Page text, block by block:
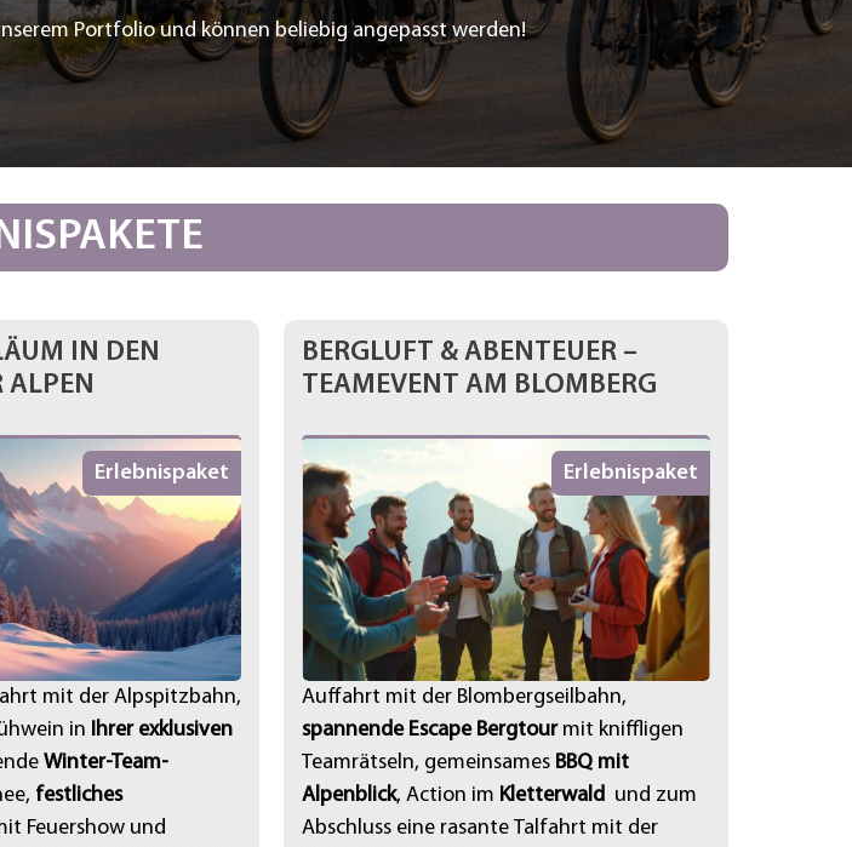
Portfolio und können beliebig angepasst werden!
IN DEN
ALPEN
Erlebnispaket
mit der Alpspitzbahn,
in Ihrer exklusiven
Winter-Team-
festliches
Feuershow und
BERGLUFT & ABENTEUER –
TEAMEVENT AM BLOMBERG
Erlebnispaket
Auffahrt mit der Blombergseilbahn,
spannende Escape Bergtourmit kniffligen
Teamrätseln, gemeinsames BBQ mit
Alpenblick, Action im Kletterwald und zum
Abschluss eine rasante Talfahrt mit der